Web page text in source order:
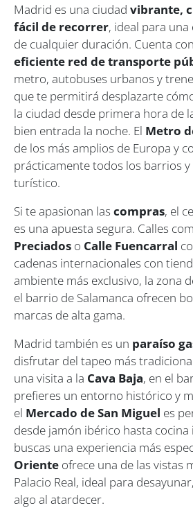
Madrid es una ciudad vibrante,
fácil de recorrer, ideal para
de cualquier duración. Cuenta
eficiente red de transporte
metro, autobuses urbanos y
que te permitirá desplazarte
la ciudad desde primera hora de
bien entrada la noche. El Metro
de los más amplios de Europa y
prácticamente todos los barrios
turístico.
Si te apasionan las compras, el
es una apuesta segura. Calles
Preciados o Calle Fuencarral
cadenas internacionales con
ambiente más exclusivo, la zona
el barrio de Salamanca ofrecen
marcas de alta gama.
Madrid también es un paraíso
disfrutar del tapeo más
una visita a la Cava Baja, en el
prefieres un entorno histórico y
el Mercado de San Miguel es
desde jamón ibérico hasta cocina
buscas una experiencia más
Oriente ofrece una de las vistas
Palacio Real, ideal para
algo al atardecer.